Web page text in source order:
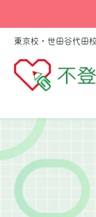
東京校・世田谷代田